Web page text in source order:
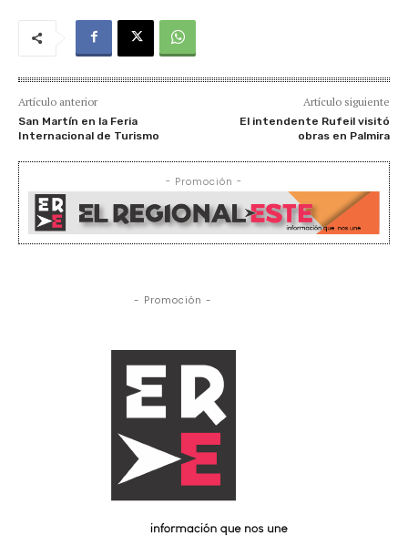
Artículo anterior
San Martín en la Feria
Internacional de Turismo
Artículo siguiente
El intendente Rufeil visitó
obras en Palmira
- Promoción -
- Promoción -